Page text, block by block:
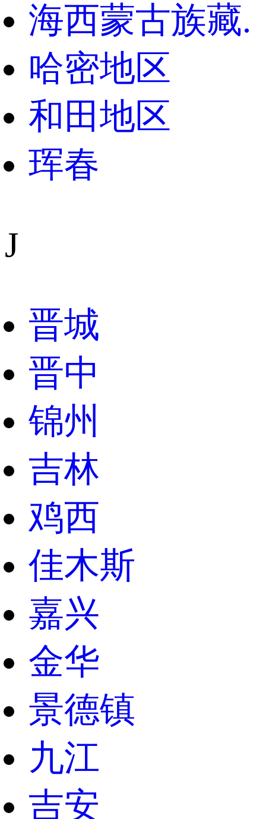
海西蒙古族藏.
哈密地区
和田地区
珲春
J
晋城
晋中
锦州
吉林
鸡西
佳木斯
嘉兴
金华
景德镇
九江
吉安